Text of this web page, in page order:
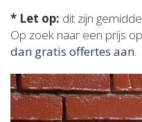
* Let op: dit zijn
Op zoek naar een prijs
dan gratis offertes aan.